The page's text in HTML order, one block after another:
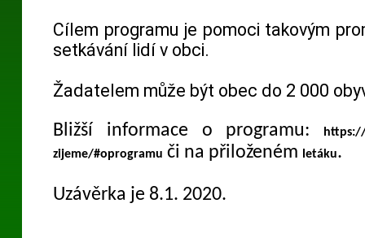
Cílem programu je pomoci takovým
setkávání lidí v obci.
Žadatelem může být obec do 2 000
Bližší informace o programu:
zijeme/#oprogramu či na přiloženém letáku.
Uzávěrka je 8.1. 2020.